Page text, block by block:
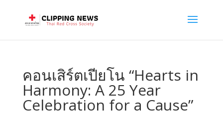
คอนเสิร์ตเปียโน “Hearts in
Harmony: A 25 Year
Celebration for a Cause”